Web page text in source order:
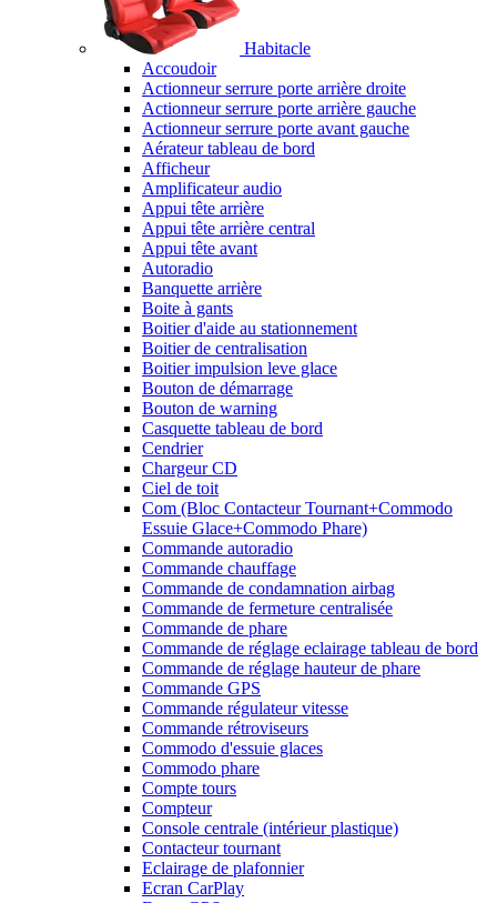
Habitacle
Accoudoir
Actionneur serrure porte arrière droite
Actionneur serrure porte arrière gauche
Actionneur serrure porte avant gauche
Aérateur tableau de bord
Afficheur
Amplificateur audio
Appui tête arrière
Appui tête arrière central
Appui tête avant
Autoradio
Banquette arrière
Boite à gants
Boitier d'aide au stationnement
Boitier de centralisation
Boitier impulsion leve glace
Bouton de démarrage
Bouton de warning
Casquette tableau de bord
Cendrier
Chargeur CD
Ciel de toit
Com (Bloc Contacteur Tournant+Commodo
Essuie Glace+Commodo Phare)
Commande autoradio
Commande chauffage
Commande de condamnation airbag
Commande de fermeture centralisée
Commande de phare
Commande de réglage eclairage tableau de bord
Commande de réglage hauteur de phare
Commande GPS
Commande régulateur vitesse
Commande rétroviseurs
Commodo d'essuie glaces
Commodo phare
Compte tours
Compteur
Console centrale (intérieur plastique)
Contacteur tournant
Eclairage de plafonnier
Ecran CarPlay